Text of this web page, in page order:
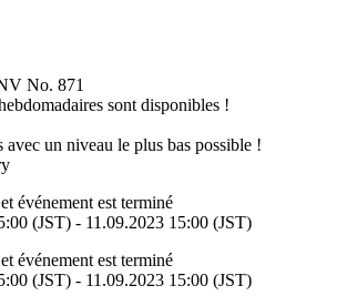
No. 871
sont disponibles !
avec un niveau le plus bas possible !
événement est terminé
(JST) - 11.09.2023 15:00 (JST)
événement est terminé
(JST) - 11.09.2023 15:00 (JST)